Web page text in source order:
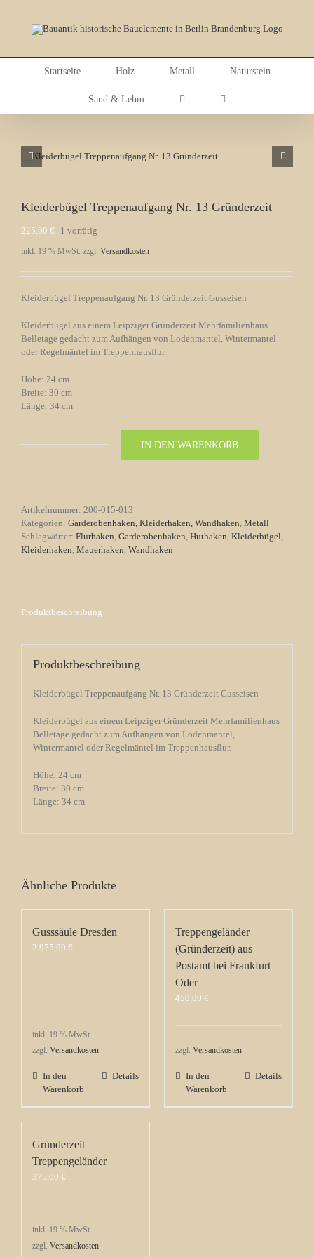
Startseite Holz Metall Naturstein
Sand & Lehm
Kleiderbügel Treppenaufgang Nr. 13 Gründerzeit
225,00 € 1 vorrätig
inkl. 19 % MwSt. zzgl. Versandkosten
Kleiderbügel Treppenaufgang Nr. 13 Gründerzeit Gusseisen
Kleiderbügel aus einem Leipziger Gründerzeit Mehrfamilienhaus
Belletage gedacht zum Aufhängen von Lodenmantel, Wintermantel
oder Regelmäntel im Treppenhausflur.
Höhe: 24 cm
Breite: 30 cm
Länge: 34 cm
Treppenaufgang
IN DEN WARENKORB
Artikelnummer: 200-015-013
Kategorien: Garderobenhaken, Kleiderhaken, Wandhaken Metall
Schlagwörter: Flurhaken Garderobenhaken Huthaken Kleiderbügel
Kleiderhaken Mauerhaken Wandhaken
Produktbeschreibung
Produktbeschreibung
Kleiderbügel Treppenaufgang Nr. 13 Gründerzeit Gusseisen
Kleiderbügel aus einem Leipziger Gründerzeit Mehrfamilienhaus
Belletage gedacht zum Aufhängen von Lodenmantel,
Wintermantel oder Regelmäntel im Treppenhausflur.
Höhe: 24 cm
Breite: 30 cm
Länge: 34 cm
Ähnliche Produkte
Gusssäule Dresden
2.975,00 €
inkl. 19 % MwSt.
zzgl. Versandkosten
In den
Warenkorb
Details
Treppengeländer
(Gründerzeit) aus
Postamt bei Frankfurt
Oder
450,00 €
zzgl. Versandkosten
In den
Warenkorb
Details
Gründerzeit
Treppengeländer
375,00 €
inkl. 19 % MwSt.
zzgl. Versandkosten